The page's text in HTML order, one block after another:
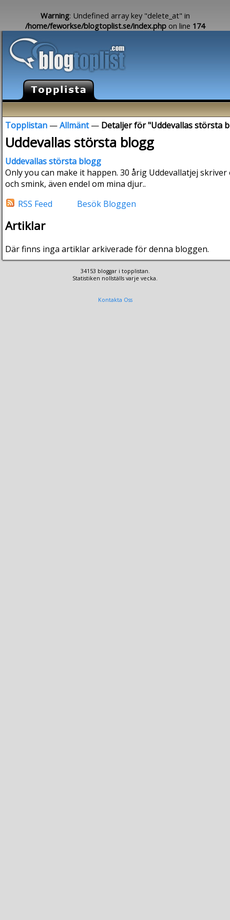
Warning: Undefined array key "delete_at" in
/home/feworkse/blogtoplist.se/index.php on line 174
Topplistan —Allmänt— Detaljer för "Uddevallas största
Uddevallas största blogg
Uddevallas största blogg
Only you can make it happen. 30 årig Uddevallatjej
och smink, även endel om mina djur..
RSS Feed
Besök Bloggen
Artiklar
Där finns inga artiklar arkiverade för denna bloggen.
34153 bloggar i topplistan.
Statistiken nollställs varje vecka.
Kontakta Oss